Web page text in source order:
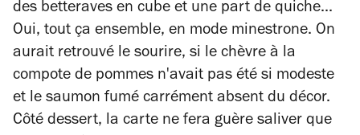
des betteraves en cube et une part de quiche...
Oui, tout ça ensemble, en mode minestrone. On
aurait retrouvé le sourire, si le chèvre à la
compote de pommes n'avait pas été si modeste
et le saumon fumé carrément absent du décor.
Côté dessert, la carte ne fera guère saliver que